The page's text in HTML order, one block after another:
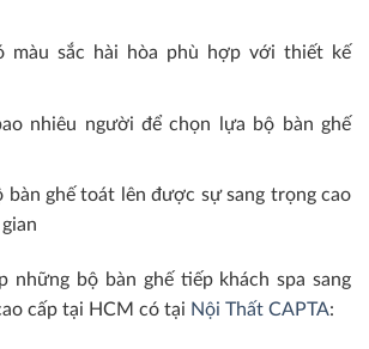
màu sắc hài hòa phù hợp với thiết kế
nhiêu người để chọn lựa bộ bàn ghế
bàn ghế toát lên được sự sang trọng cao
những bộ bàn ghế tiếp khách spa sang
cấp tại HCM có tại Nội Thất CAPTA: